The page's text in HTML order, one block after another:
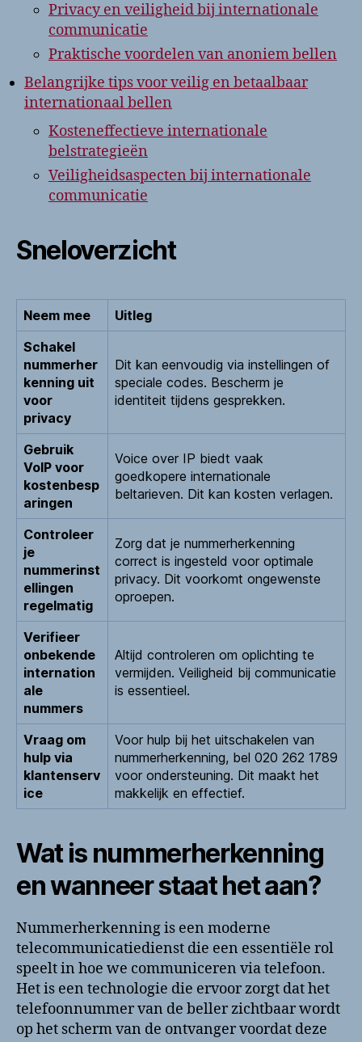
Privacy en veiligheid bij internationale
communicatie
Praktische voordelen van anoniem bellen
Belangrijke tips voor veilig en betaalbaar
internationaal bellen
Kosteneffectieve internationale
belstrategieën
Veiligheidsaspecten bij internationale
communicatie
Sneloverzicht
Neem mee
Uitleg
Schakel
nummerher
kenning uit
voor
privacy
Dit kan eenvoudig via instellingen of
speciale codes. Bescherm je
identiteit tijdens gesprekken.
Gebruik
VoIP voor
kostenbesp
aringen
Voice over IP biedt vaak
goedkopere internationale
beltarieven. Dit kan kosten verlagen.
Controleer
je
nummerinst
ellingen
regelmatig
Zorg dat je nummerherkenning
correct is ingesteld voor optimale
privacy. Dit voorkomt ongewenste
oproepen.
Verifieer
onbekende
internation
ale
nummers
Altijd controleren om oplichting te
vermijden. Veiligheid bij communicatie
is essentieel.
Vraag om
hulp via
klantenserv
ice
Voor hulp bij het uitschakelen van
nummerherkenning, bel 020 262 1789
voor ondersteuning. Dit maakt het
makkelijk en effectief.
Wat is nummerherkenning
en wanneer staat het aan?
Nummerherkenning is een moderne
telecommunicatiedienst die een essentiële rol
speelt in hoe we communiceren via telefoon.
Het is een technologie die ervoor zorgt dat het
telefoonnummer van de beller zichtbaar wordt
op het scherm van de ontvanger voordat deze